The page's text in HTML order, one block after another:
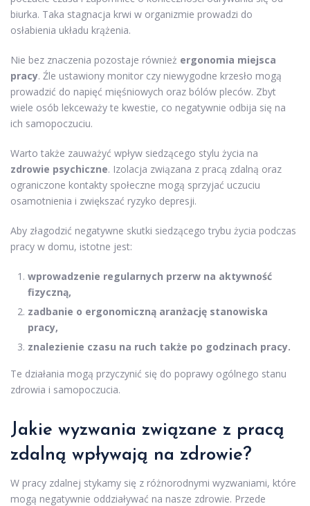
biurka. Taka stagnacja krwi w organizmie prowadzi do
osłabienia układu krążenia.
Nie bez znaczenia pozostaje również ergonomia miejsca
pracy. Źle ustawiony monitor czy niewygodne krzesło mogą
prowadzić do napięć mięśniowych oraz bólów pleców. Zbyt
wiele osób lekceważy te kwestie, co negatywnie odbija się na
ich samopoczuciu.
Warto także zauważyć wpływ siedzącego stylu życia na
zdrowie psychiczne. Izolacja związana z pracą zdalną oraz
ograniczone kontakty społeczne mogą sprzyjać uczuciu
osamotnienia i zwiększać ryzyko depresji.
Aby złagodzić negatywne skutki siedzącego trybu życia podczas
pracy w domu, istotne jest:
wprowadzenie regularnych przerw na aktywność
fizyczną,
zadbanie o ergonomiczną aranżację stanowiska
pracy,
znalezienie czasu na ruch także po godzinach pracy.
Te działania mogą przyczynić się do poprawy ogólnego stanu
zdrowia i samopoczucia.
Jakie wyzwania związane z pracą
zdalną wpływają na zdrowie?
W pracy zdalnej stykamy się z różnorodnymi wyzwaniami, które
mogą negatywnie oddziaływać na nasze zdrowie. Przede